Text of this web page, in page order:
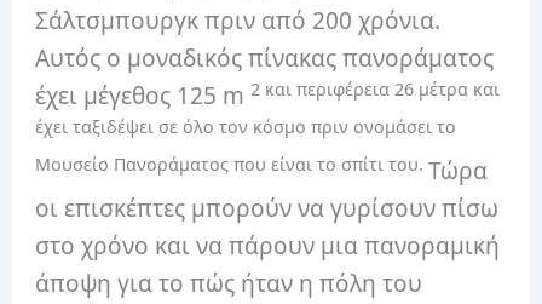
Σάλτσμπουργκ πριν από 200 χρόνια.
Αυτός ο μοναδικός πίνακας πανοράματος
έχει μέγεθος 125 m2 και περιφέρεια 26 μέτρα και
έχει ταξιδέψει σε όλο τον κόσμο πριν ονομάσει το
Μουσείο Πανοράματος που είναι το σπίτι του.Τώρα
οι επισκέπτες μπορούν να γυρίσουν πίσω
στο χρόνο και να πάρουν μια πανοραμική
άποψη για το πώς ήταν η πόλη του